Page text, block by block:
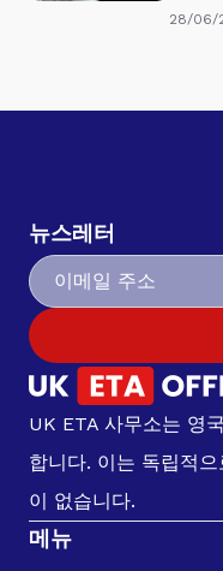
28/06/
뉴스레터
UK ETA 사무소는 영
합니다. 이는 독립적
이 없습니다.
메뉴